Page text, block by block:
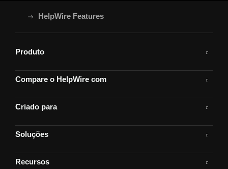
HelpWire Features
Produto
Compare o HelpWire com
Criado para
Soluções
Recursos